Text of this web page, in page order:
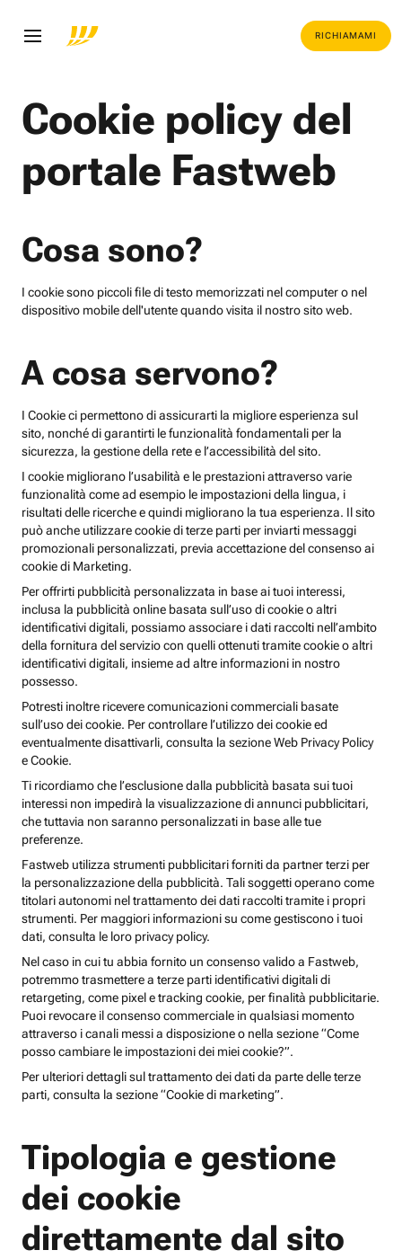
RICHIAMAMI
Cookie policy del
portale Fastweb
Cosa sono?
I cookie sono piccoli file di testo memorizzati nel computer o nel
dispositivo mobile dell'utente quando visita il nostro sito web.
A cosa servono?
I Cookie ci permettono di assicurarti la migliore esperienza sul
sito, nonché di garantirti le funzionalità fondamentali per la
sicurezza, la gestione della rete e l’accessibilità del sito.
I cookie migliorano l’usabilità e le prestazioni attraverso varie
funzionalità come ad esempio le impostazioni della lingua, i
risultati delle ricerche e quindi migliorano la tua esperienza. Il sito
può anche utilizzare cookie di terze parti per inviarti messaggi
promozionali personalizzati, previa accettazione del consenso ai
cookie di Marketing.
Per offrirti pubblicità personalizzata in base ai tuoi interessi,
inclusa la pubblicità online basata sull’uso di cookie o altri
identificativi digitali, possiamo associare i dati raccolti nell’ambito
della fornitura del servizio con quelli ottenuti tramite cookie o altri
identificativi digitali, insieme ad altre informazioni in nostro
possesso.
Potresti inoltre ricevere comunicazioni commerciali basate
sull’uso dei cookie. Per controllare l’utilizzo dei cookie ed
eventualmente disattivarli, consulta la sezione Web Privacy Policy
e Cookie.
Ti ricordiamo che l’esclusione dalla pubblicità basata sui tuoi
interessi non impedirà la visualizzazione di annunci pubblicitari,
che tuttavia non saranno personalizzati in base alle tue
preferenze.
Fastweb utilizza strumenti pubblicitari forniti da partner terzi per
la personalizzazione della pubblicità. Tali soggetti operano come
titolari autonomi nel trattamento dei dati raccolti tramite i propri
strumenti. Per maggiori informazioni su come gestiscono i tuoi
dati, consulta le loro privacy policy.
Nel caso in cui tu abbia fornito un consenso valido a Fastweb,
potremmo trasmettere a terze parti identificativi digitali di
retargeting, come pixel e tracking cookie, per finalità pubblicitarie.
Puoi revocare il consenso commerciale in qualsiasi momento
attraverso i canali messi a disposizione o nella sezione “Come
posso cambiare le impostazioni dei miei cookie?”.
Per ulteriori dettagli sul trattamento dei dati da parte delle terze
parti, consulta la sezione “Cookie di marketing”.
Tipologia e gestione
dei cookie
direttamente dal sito